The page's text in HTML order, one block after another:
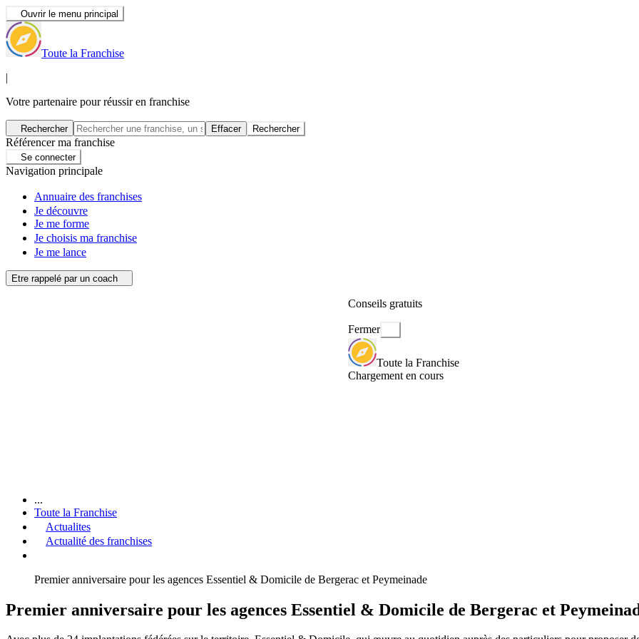
Ouvrir le menu principal
Toute la Franchise
|
Votre partenaire pour réussir en franchise
Rechercher Effacer Rechercher
Référencer ma franchise
Se connecter
Navigation principale
Annuaire des franchises
Je découvre
Je me forme
Je choisis ma franchise
Je me lance
Etre rappelé par un coach
Conseils gratuits
Fermer
Toute la Franchise
Chargement en cours
...
Toute la Franchise
Actualites
Actualité des franchises
Premier anniversaire pour les agences Essentiel & Domicile de Bergerac et Peymeinade
Premier anniversaire pour les agences Essentiel & Domicile de Bergerac et